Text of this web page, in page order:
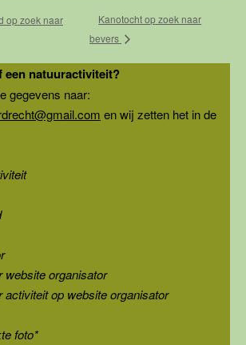
op zoek naar
Kanotocht op zoek naar
bevers
een natuuractiviteit?
gegevens naar:
en wij zetten het in de
website organisator
activiteit op website organisator
foto*